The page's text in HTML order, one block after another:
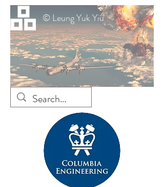
© Leung Yuk Yiu